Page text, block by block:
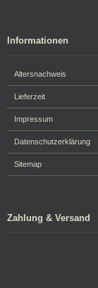
Informationen
Altersnachweis
Lieferzeit
Impressum
Datenschutzerklärung
Sitemap
Zahlung & Versand